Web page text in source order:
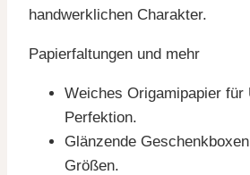
handwerklichen Charakter.
Papierfaltungen und mehr
Weiches Origamipapier für
Perfektion.
Glänzende
Größen.